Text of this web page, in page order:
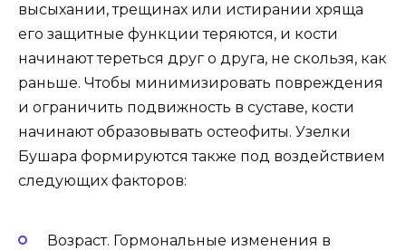
высыхании, трещинах или истирании хряща
его защитные функции теряются, и кости
начинают тереться друг о друга, не скользя, как
раньше. Чтобы минимизировать повреждения
и ограничить подвижность в суставе, кости
начинают образовывать остеофиты. Узелки
Бушара формируются также под воздействием
следующих факторов:
Возраст. Гормональные изменения в